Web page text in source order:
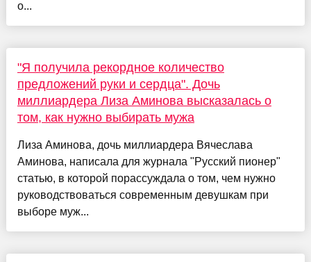
о...
"Я получила рекордное количество
предложений руки и сердца". Дочь
миллиардера Лиза Аминова высказалась о
том, как нужно выбирать мужа
Лиза Аминова, дочь миллиардера Вячеслава
Аминова, написала для журнала "Русский пионер"
статью, в которой порассуждала о том, чем нужно
руководствоваться современным девушкам при
выборе муж...